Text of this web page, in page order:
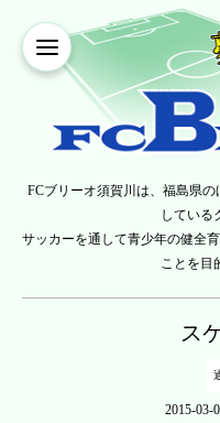
FCブリーオ須賀川は、福島県
している
サッカーを通して青少年の健全
ことを目
ス
2015-03-